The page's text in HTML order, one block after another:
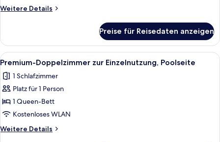
Weitere Details
Weitere
Doppelzimmer,
Poolseite
Preise für Reisedaten anzeigen
Alle
Fotos
für
Premium-
Doppelzimmer
zur
Einzelnutzung,
Poolseite
Eine Poolliege mit Blick auf die
5
Premium-Doppelzimmer zur Einzelnutzung, Poolseite
1 Schlafzimmer
Platz für 1 Person
1 Queen-Bett
Kostenloses WLAN
Weitere Details
Weitere